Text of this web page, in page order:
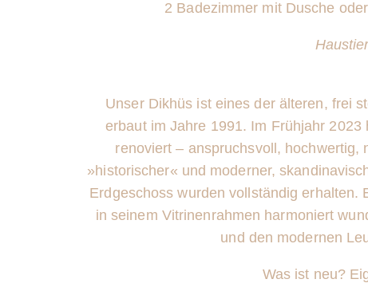
2 Badezimmer mit Dusche
Unser Dikhüs ist eines der älteren, frei
erbaut im Jahre 1991. Im Frühjahr
renoviert – anspruchsvoll, hochwertig,
»historischer« und moderner,
Erdgeschoss wurden vollständig
in seinem Vitrinenrahmen harmoniert
und den modernen
Was ist neu?